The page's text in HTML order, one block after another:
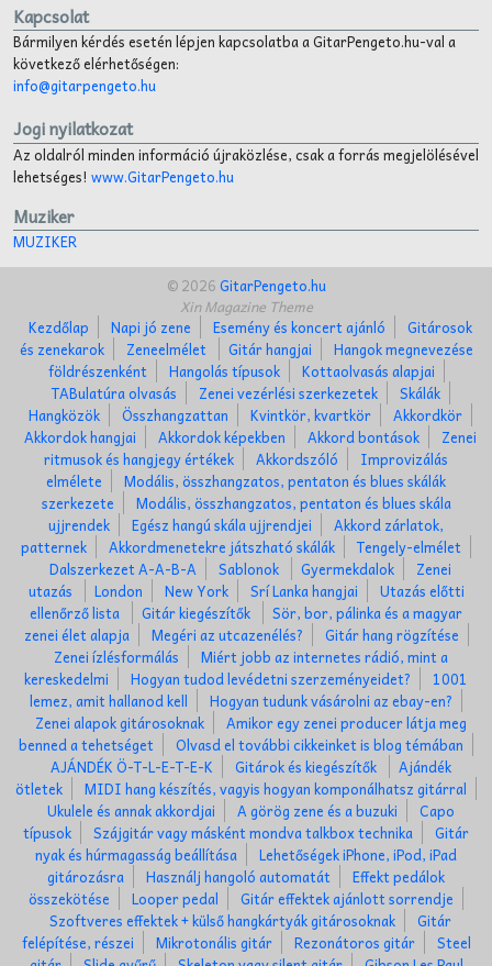
Kapcsolat
Bármilyen kérdés esetén lépjen kapcsolatba a GitarPengeto.hu-val a
következő elérhetőségen:
info@gitarpengeto.hu
Jogi nyilatkozat
Az oldalról minden információ újraközlése, csak a forrás megjelölésével
lehetséges! www.GitarPengeto.hu
Muziker
MUZIKER
© 2026GitarPengeto.hu
Xin Magazine Theme
Kezdőlap
Napi jó zene Esemény és koncert ajánló
Gitárosok
és zenekarok
Zeneelmélet Gitár hangjai
Hangok megnevezése
földrészenként
Hangolás típusok
Kottaolvasás alapjai
TABulatúra olvasás
Zenei vezérlési szerkezetek
Skálák
Hangközök
Összhangzattan Kvintkör, kvartkör
Akkordkör
Akkordok hangjai
Akkordok képekben Akkord bontások
Zenei
ritmusok és hangjegy értékek
Akkordszóló
Improvizálás
elmélete
Modális, összhangzatos, pentaton és blues skálák
szerkezete
Modális, összhangzatos, pentaton és blues skála
ujjrendek
Egész hangú skála ujjrendjei
Akkord zárlatok,
patternek
Akkordmenetekre játszható skálák
Tengely-elmélet
Dalszerkezet A-A-B-A
Sablonok Gyermekdalok
Zenei
utazás
London New York Srí Lanka hangjai
Utazás előtti
ellenőrző lista
Gitár kiegészítők
Sör, bor, pálinka és a magyar
zenei élet alapja
Megéri az utcazenélés?
Gitár hang rögzítése
Zenei ízlésformálás
Miért jobb az internetes rádió, mint a
kereskedelmi
Hogyan tudod levédetni szerzeményeidet?
1001
lemez, amit hallanod kell
Hogyan tudunk vásárolni az ebay-en?
Zenei alapok gitárosoknak
Amikor egy zenei producer látja meg
benned a tehetséget
Olvasd el további cikkeinket is blog témában
AJÁNDÉK Ö-T-L-E-T-E-K
Gitárok és kiegészítők
Ajándék
ötletek
MIDI hang készítés, vagyis hogyan komponálhatsz gitárral
Ukulele és annak akkordjai
A görög zene és a buzuki
Capo
típusok
Szájgitár vagy másként mondva talkbox technika
Gitár
nyak és húrmagasság beállítása
Lehetőségek iPhone, iPod, iPad
gitározásra
Használj hangoló automatát
Effekt pedálok
összekötése
Looper pedal
Gitár effektek ajánlott sorrendje
Szoftveres effektek + külső hangkártyák gitárosoknak
Gitár
felépítése, részei
Mikrotonális gitár Rezonátoros gitár
Steel